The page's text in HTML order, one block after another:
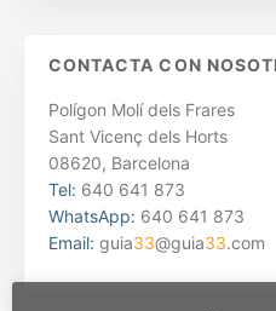
CONTACTA CON
Polígon Molí dels Frares
Sant Vicenç dels Horts
08620, Barcelona
Tel: 640 641 873
WhatsApp: 640 641 873
Email: guia33@guia33.com